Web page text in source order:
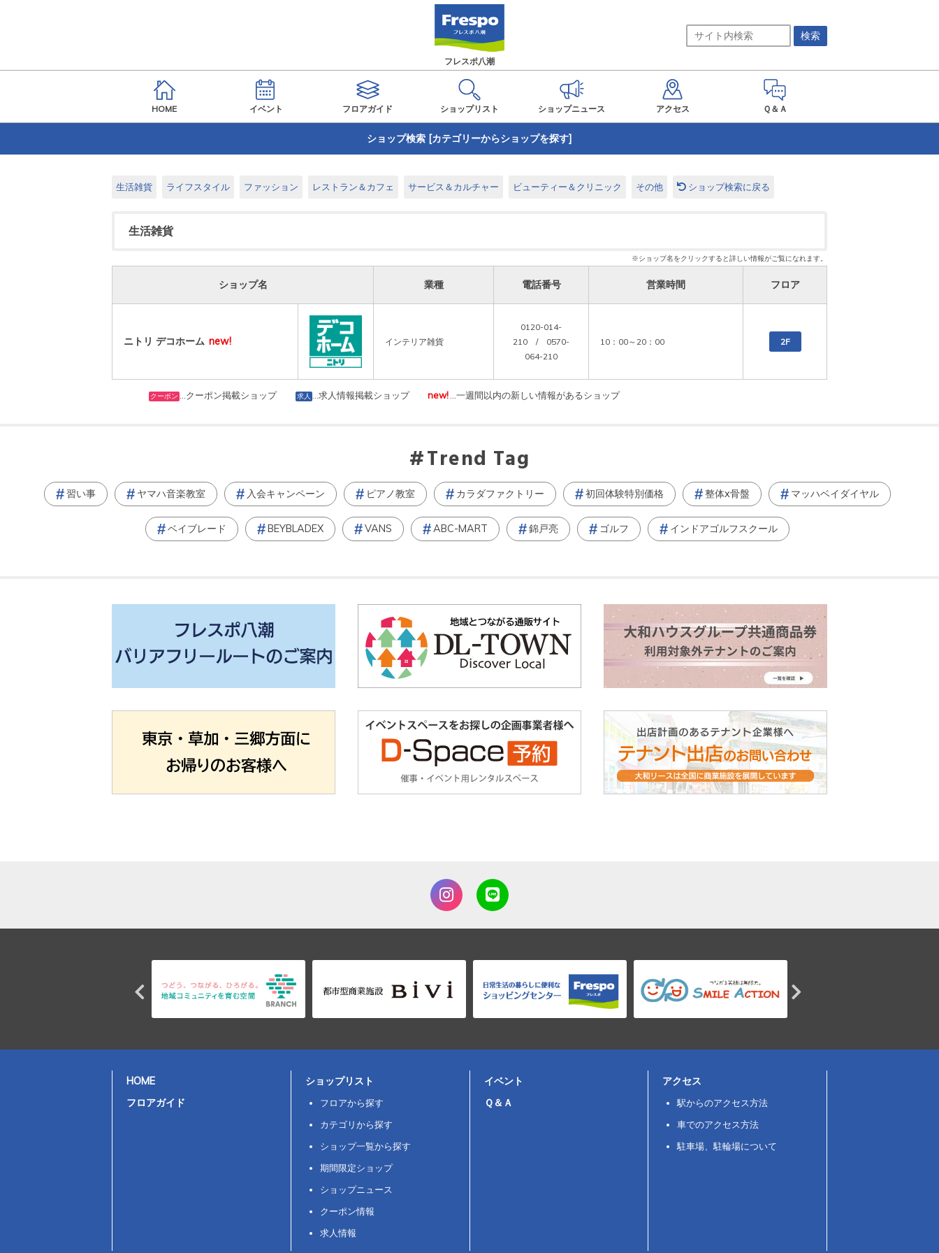
フレスポ八潮
HOME イベント フロアガイド ショップリスト ショップニュース アクセス Ｑ＆Ａ
ショップ検索 [カテゴリーからショップを探す]
生活雑貨 ライフスタイル ファッション レストラン＆カフェ サービス＆カルチャー ビューティー＆クリニック その他 ショップ検索に戻る
生活雑貨
※ショップ名をクリックすると詳しい情報がご覧になれます。
ショップ名 業種 電話番号 営業時間 フロア
ニトリ デコホーム new! インテリア雑貨
0120-014-
210 / 0570-
064-210
10：00～20：00 2F
クーポン …クーポン掲載ショップ 求人 …求人情報掲載ショップ new! …一週間以内の新しい情報があるショップ
Trend Tag
習い事 ヤマハ音楽教室 入会キャンペーン ピアノ教室 カラダファクトリー 初回体験特別価格 整体x骨盤 マッハベイダイヤル
ベイブレード BEYBLADEX VANS ABC-MART 錦戸亮 ゴルフ インドアゴルフスクール
HOME
フロアガイド
ショップリスト
フロアから探す
カテゴリから探す
ショップ一覧から探す
期間限定ショップ
ショップニュース
クーポン情報
求人情報
イベント
Ｑ＆Ａ
アクセス
駅からのアクセス方法
車でのアクセス方法
駐車場、駐輪場について